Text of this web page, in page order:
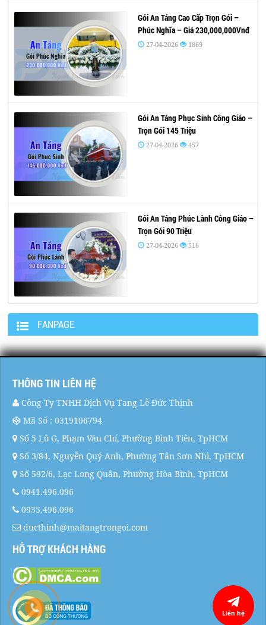
Gói An Táng Cao Cấp Trọn Gói –
Phúc Nghĩa – Giá 230,000,000Vnđ
27-04-2026 1869
Gói An Táng Phục Sinh Công Giáo –
Trọn Gói 145 Triệu
27-04-2026 457
Gói An Táng Phúc Lành Công Giáo –
Trọn Gói 90 Triệu
27-04-2026 516
FANPAGE
THÔNG TIN LIÊN HỆ
Công Ty TNHH Dịch Vụ Tang Lễ Đức Thịnh
Mã Số : 0319106794
Số 5 Lô G, Phạm Văn Chí, Phường Bình Tiên, TpHCM
Số 3/84, Nguyễn Quý Anh, Phường Tân Sơn Nhì, TpHCM
Số 592/6, Lạc Long Quân, Phường Hòa Bình, TpHCM
0941.496.096
0935.496.096
ducthinh@maitangtrongoi.com
HỖ TRỢ KHÁCH HÀNG
Liên hệ